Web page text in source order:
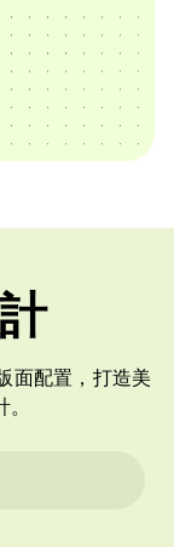
面配置，打造美